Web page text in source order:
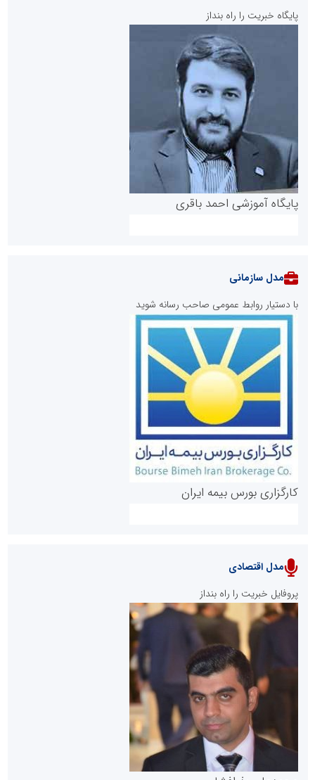
پایگاه خبریت را راه بنداز
پایگاه آموزشی احمد باقری
روابط عمومی خبرگزاری گزارش خبر
پایگاه خبری نهضت ملی مسکن
پایگاه خبری گفتمان یزد
مدل سازمانی
با دستیار روابط عمومی صاحب رسانه شوید
کارگزاری بورس بیمه ایران
سازمان بورس و اوراق بهادار
مرجع اخبار موثق در بازارسرمایه
مدل اقتصادی
پروفایل خبریت را راه بنداز